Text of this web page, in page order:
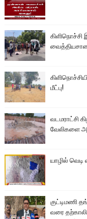
கிளிநொச்சி
மீட்பு!
வடமராட்சி
வேலிகளை
யாழில்
குட்டிமணி
வரை